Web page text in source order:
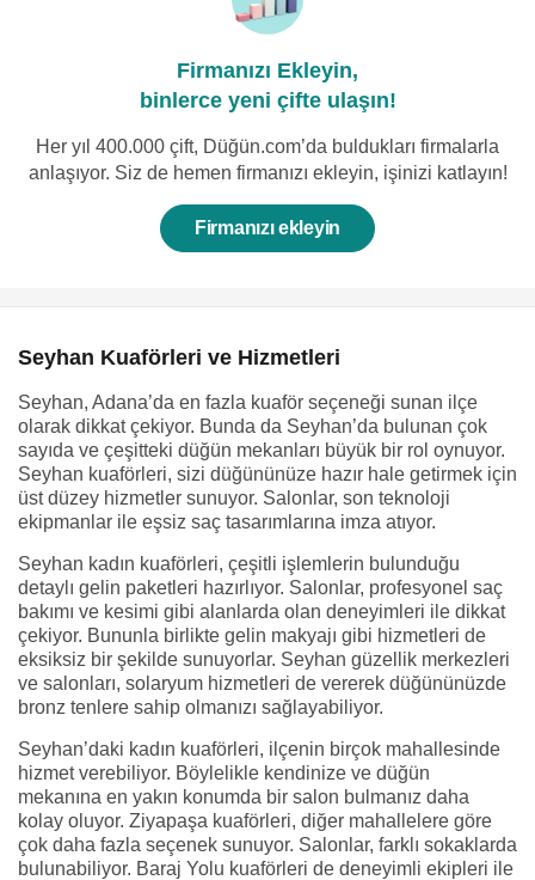
Firmanızı Ekleyin,
binlerce yeni çifte ulaşın!
Her yıl 400.000 çift, Düğün.com’da buldukları firmalarla
anlaşıyor. Siz de hemen firmanızı ekleyin, işinizi katlayın!
Firmanızı ekleyin
Seyhan Kuaförleri ve Hizmetleri
Seyhan, Adana’da en fazla kuaför seçeneği sunan ilçe
olarak dikkat çekiyor. Bunda da Seyhan’da bulunan çok
sayıda ve çeşitteki düğün mekanları büyük bir rol oynuyor.
Seyhan kuaförleri, sizi düğününüze hazır hale getirmek için
üst düzey hizmetler sunuyor. Salonlar, son teknoloji
ekipmanlar ile eşsiz saç tasarımlarına imza atıyor.
Seyhan kadın kuaförleri, çeşitli işlemlerin bulunduğu
detaylı gelin paketleri hazırlıyor. Salonlar, profesyonel saç
bakımı ve kesimi gibi alanlarda olan deneyimleri ile dikkat
çekiyor. Bununla birlikte gelin makyajı gibi hizmetleri de
eksiksiz bir şekilde sunuyorlar. Seyhan güzellik merkezleri
ve salonları, solaryum hizmetleri de vererek düğününüzde
bronz tenlere sahip olmanızı sağlayabiliyor.
Seyhan’daki kadın kuaförleri, ilçenin birçok mahallesinde
hizmet verebiliyor. Böylelikle kendinize ve düğün
mekanına en yakın konumda bir salon bulmanız daha
kolay oluyor. Ziyapaşa kuaförleri, diğer mahallelere göre
çok daha fazla seçenek sunuyor. Salonlar, farklı sokaklarda
bulunabiliyor. Baraj Yolu kuaförleri de deneyimli ekipleri ile